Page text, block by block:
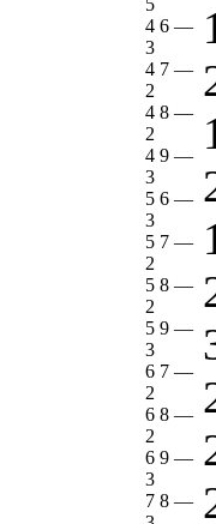
5
4 6 —
3
4 7 —
2
4 8 —
2
4 9 —
3
5 6 —
3
5 7 —
2
5 8 —
2
5 9 —
3
6 7 —
2
6 8 —
2
6 9 —
3
7 8 —